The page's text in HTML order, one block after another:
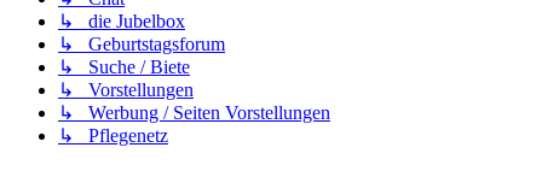
↳ die Jubelbox
↳ Geburtstagsforum
↳ Suche / Biete
↳ Vorstellungen
↳ Werbung / Seiten Vorstellungen
↳ Pflegenetz